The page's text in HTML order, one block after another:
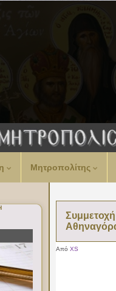
Μητροπολίτης
Από XS